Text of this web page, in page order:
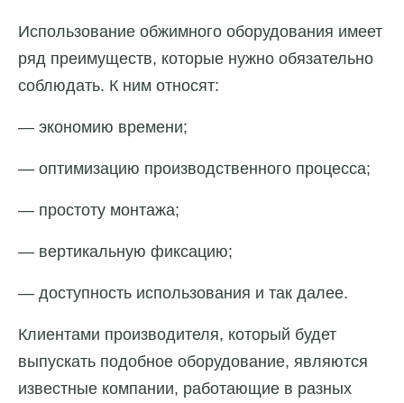
Использование обжимного оборудования имеет
ряд преимуществ, которые нужно обязательно
соблюдать. К ним относят:
— экономию времени;
— оптимизацию производственного процесса;
— простоту монтажа;
— вертикальную фиксацию;
— доступность использования и так далее.
Клиентами производителя, который будет
выпускать подобное оборудование, являются
известные компании, работающие в разных